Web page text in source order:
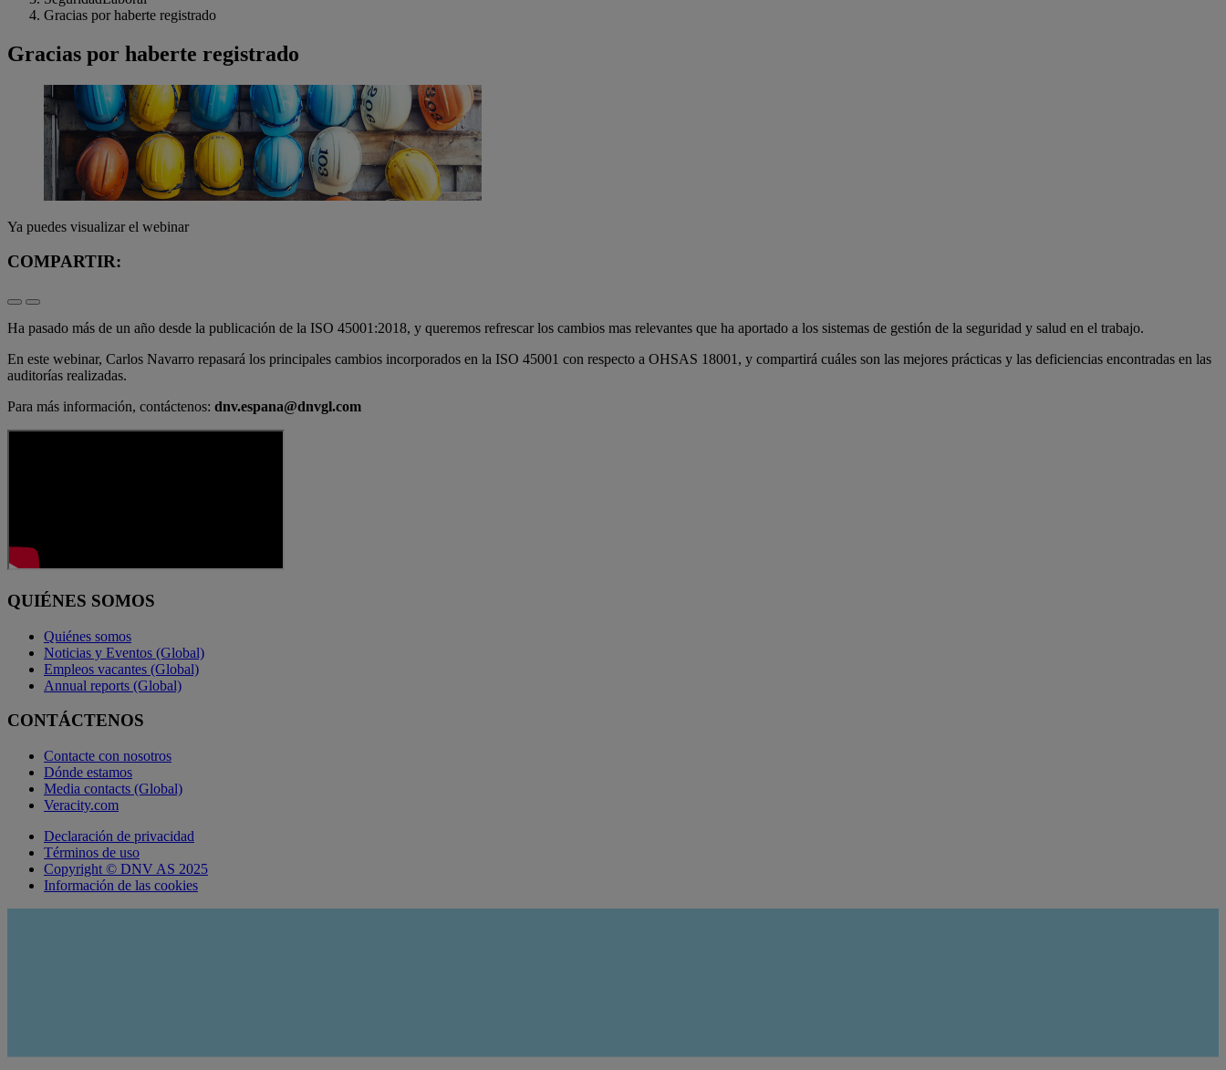
Gracias por haberte registrado
Gracias por haberte registrado
Ya puedes visualizar el webinar
COMPARTIR:
Ha pasado más de un año desde la publicación de la ISO 45001:2018, y queremos refrescar los cambios mas relevantes que ha aportado a los sistemas de gestión de la seguridad y salud en el trabajo.
En este webinar, Carlos Navarro repasará los principales cambios incorporados en la ISO 45001 con respecto a OHSAS 18001, y compartirá cuáles son las mejores prácticas y las deficiencias encontradas en las
auditorías realizadas.
Para más información, contáctenos: dnv.espana@dnvgl.com
QUIÉNES SOMOS
Quiénes somos
Noticias y Eventos (Global)
Empleos vacantes (Global)
Annual reports (Global)
CONTÁCTENOS
Contacte con nosotros
Dónde estamos
Media contacts (Global)
Veracity.com
Declaración de privacidad
Términos de uso
Copyright © DNV AS 2025
Información de las cookies